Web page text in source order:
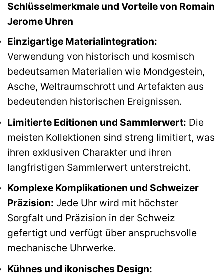
Schlüsselmerkmale und Vorteile von Romain
Jerome Uhren
Einzigartige Materialintegration:
Verwendung von historisch und kosmisch
bedeutsamen Materialien wie Mondgestein,
Asche, Weltraumschrott und Artefakten aus
bedeutenden historischen Ereignissen.
Limitierte Editionen und Sammlerwert: Die
meisten Kollektionen sind streng limitiert, was
ihren exklusiven Charakter und ihren
langfristigen Sammlerwert unterstreicht.
Komplexe Komplikationen und Schweizer
Präzision: Jede Uhr wird mit höchster
Sorgfalt und Präzision in der Schweiz
gefertigt und verfügt über anspruchsvolle
mechanische Uhrwerke.
Kühnes und ikonisches Design: